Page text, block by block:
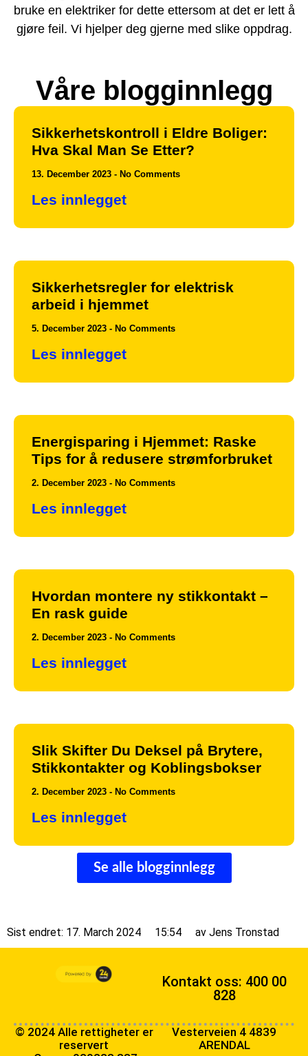
bruke en elektriker for dette ettersom at det er lett å
gjøre feil. Vi hjelper deg gjerne med slike oppdrag.
Våre blogginnlegg
Sikkerhetskontroll i Eldre Boliger:
Hva Skal Man Se Etter?
13. December 2023 No Comments
Les innlegget
Sikkerhetsregler for elektrisk
arbeid i hjemmet
5. December 2023 No Comments
Les innlegget
Energisparing i Hjemmet: Raske
Tips for å redusere strømforbruket
2. December 2023 No Comments
Les innlegget
Hvordan montere ny stikkontakt –
En rask guide
2. December 2023 No Comments
Les innlegget
Slik Skifter Du Deksel på Brytere,
Stikkontakter og Koblingsbokser
2. December 2023 No Comments
Les innlegget
Se alle blogginnlegg
Sist endret: 17. March 2024 15:54 av Jens Tronstad
Kontakt oss: 400 00
828
© 2024 Alle rettigheter er
reservert
Vesterveien 4 4839
ARENDAL